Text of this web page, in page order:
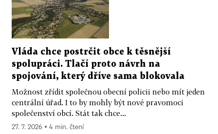
Vláda chce postrčit obce k těsnější
spolupráci. Tlačí proto návrh na
spojování, který dříve sama blokovala
Možnost zřídit společnou obecní policii nebo mít jeden
centrální úřad. I to by mohly být nové pravomoci
společenství obcí. Stát tak chce...
27. 7. 2026 ▪ 4 min. čtení